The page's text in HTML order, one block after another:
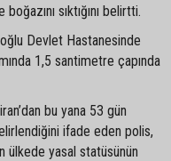
sıktığını belirtti.
Devlet Hastanesinde
1,5 santimetre çapında
bu yana 53 gün
ifade eden polis,
ülkede yasal statüsünün